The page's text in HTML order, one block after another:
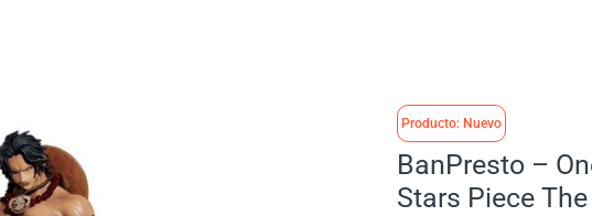
Producto: Nuevo
BanPresto –
Stars Piece